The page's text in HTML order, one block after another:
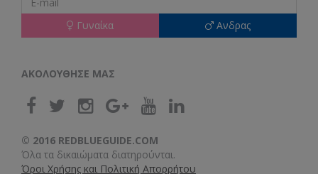
Ανδρας
Γυναίκα
ΑΚΟΛΟΥΘΗΣΕ ΜΑΣ
© 2016 REDBLUEGUIDE.COM
Όλα τα δικαιώματα διατηρούνται.
Όροι Χρήσης και Πολιτική Απορρήτου